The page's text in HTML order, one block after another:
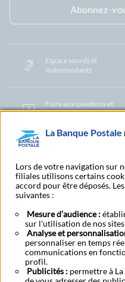
Abonnez-
Espace sourds et
malentendants
Foire aux questions et
centre d'aide
Protection des Données à
CookiesGestion des
Contestation et réclamation
Alertes fraudes et points de
Aide navigateur
Vider le cache de votre
Accessibilité –
BFI - Banque de
Le fonds de garantie des
La Banque Postale
Lors de votre navigation sur
filiales utilisons certains
accord pour être déposés.
suivantes :
Mesure d’audience :
sur l'utilisation de nos
Analyse et
personnaliser en temps
communications en
profil.
Publicités : permettre à